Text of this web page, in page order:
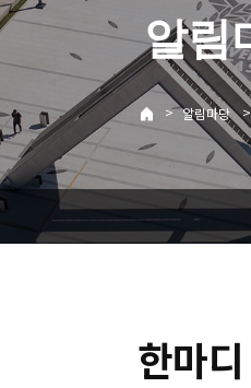
알림
> 알림마당 >
한마